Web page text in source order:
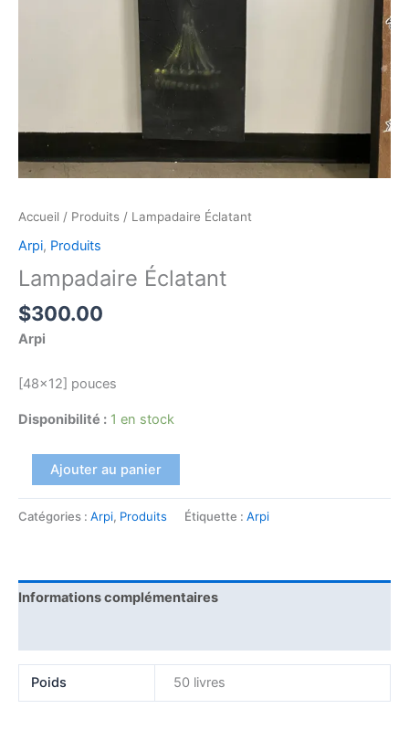
Accueil / Produits / Lampadaire Éclatant
Arpi, Produits
Lampadaire Éclatant
$300.00
Arpi
[48×12] pouces
Disponibilité : 1 en stock
Ajouter au panier
Catégories : Arpi, Produits Étiquette : Arpi
Informations complémentaires
Poids 50 livres